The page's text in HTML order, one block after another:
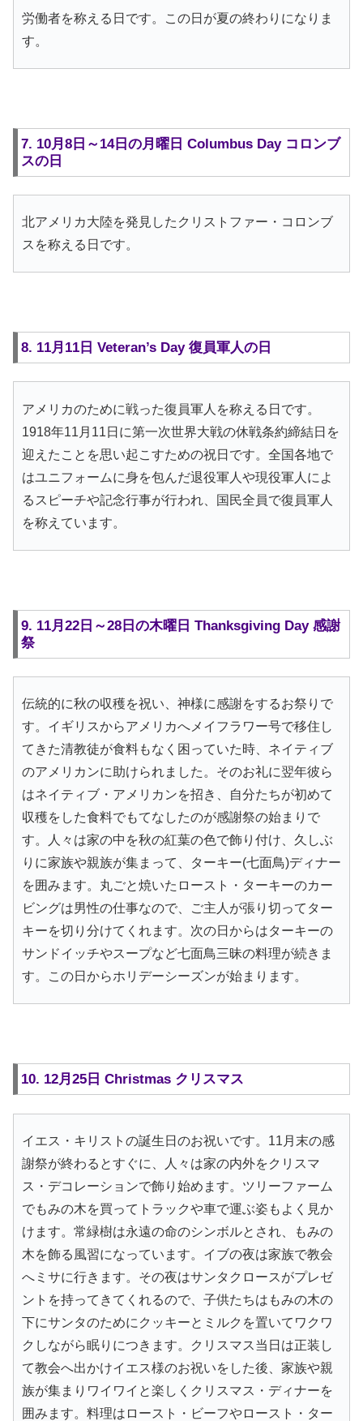
労働者を称える日です。この日が夏の終わりになりま
す。
7. 10月8日～14日の月曜日 Columbus Day コロンブ
スの日
北アメリカ大陸を発見したクリストファー・コロンブ
スを称える日です。
8. 11月11日 Veteran’s Day 復員軍人の日
アメリカのために戦った復員軍人を称える日です。
1918年11月11日に第一次世界大戦の休戦条約締結日を
迎えたことを思い起こすための祝日です。全国各地で
はユニフォームに身を包んだ退役軍人や現役軍人によ
るスピーチや記念行事が行われ、国民全員で復員軍人
を称えています。
9. 11月22日～28日の木曜日 Thanksgiving Day 感謝
祭
伝統的に秋の収穫を祝い、神様に感謝をするお祭りで
す。イギリスからアメリカへメイフラワー号で移住し
てきた清教徒が食料もなく困っていた時、ネイティブ
のアメリカンに助けられました。そのお礼に翌年彼ら
はネイティブ・アメリカンを招き、自分たちが初めて
収穫をした食料でもてなしたのが感謝祭の始まりで
す。人々は家の中を秋の紅葉の色で飾り付け、久しぶ
りに家族や親族が集まって、ターキー(七面鳥)ディナー
を囲みます。丸ごと焼いたロースト・ターキーのカー
ビングは男性の仕事なので、ご主人が張り切ってター
キーを切り分けてくれます。次の日からはターキーの
サンドイッチやスープなど七面鳥三昧の料理が続きま
す。この日からホリデーシーズンが始まります。
10. 12月25日 Christmas クリスマス
イエス・キリストの誕生日のお祝いです。11月末の感
謝祭が終わるとすぐに、人々は家の内外をクリスマ
ス・デコレーションで飾り始めます。ツリーファーム
でもみの木を買ってトラックや車で運ぶ姿もよく見か
けます。常緑樹は永遠の命のシンボルとされ、もみの
木を飾る風習になっています。イブの夜は家族で教会
へミサに行きます。その夜はサンタクロースがプレゼ
ントを持ってきてくれるので、子供たちはもみの木の
下にサンタのためにクッキーとミルクを置いてワクワ
クしながら眠りにつきます。クリスマス当日は正装し
て教会へ出かけイエス様のお祝いをした後、家族や親
族が集まりワイワイと楽しくクリスマス・ディナーを
囲みます。料理はロースト・ビーフやロースト・ター